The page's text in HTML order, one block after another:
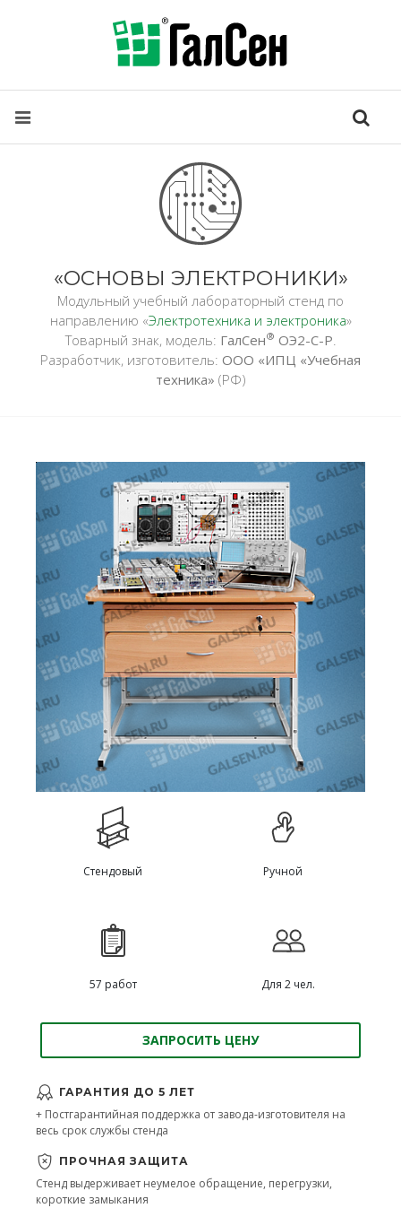
«ОСНОВЫ ЭЛЕКТРОНИКИ»
Модульный учебный лабораторный стенд по
направлению «Электротехника и электроника»
Товарный знак, модель: ГалСен® ОЭ2-С-Р.
Разработчик, изготовитель: ООО «ИПЦ «Учебная
техника» (РФ)
Стендовый Ручной
57 работ Для 2 чел.
ЗАПРОСИТЬ ЦЕНУ
ГАРАНТИЯ ДО 5 ЛЕТ
+ Постгарантийная поддержка от завода-изготовителя на
весь срок службы стенда
ПРОЧНАЯ ЗАЩИТА
Стенд выдерживает неумелое обращение, перегрузки,
короткие замыкания